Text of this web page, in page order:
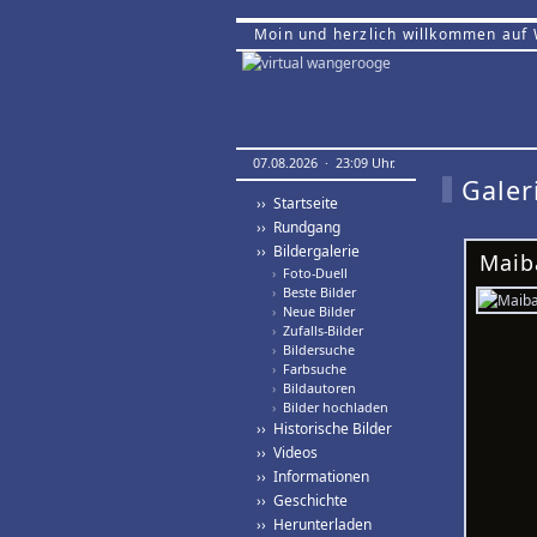
Moin und herzlich willkommen auf
07.08.2026 · 23:09 Uhr.
›› Startseite
›› Rundgang
›› Bildergalerie
› Foto-Duell
› Beste Bilder
› Neue Bilder
› Zufalls-Bilder
› Bildersuche
› Farbsuche
› Bildautoren
› Bilder hochladen
›› Historische Bilder
›› Videos
›› Informationen
›› Geschichte
›› Herunterladen